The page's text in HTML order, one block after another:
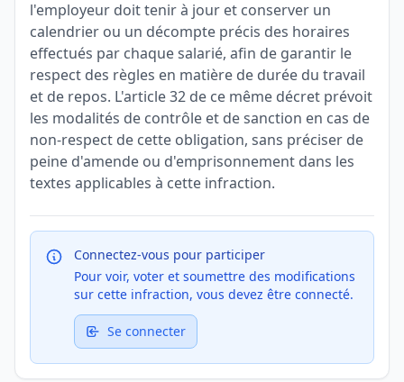
l'employeur doit tenir à jour et conserver un
calendrier ou un décompte précis des horaires
effectués par chaque salarié, afin de garantir le
respect des règles en matière de durée du travail
et de repos. L'article 32 de ce même décret prévoit
les modalités de contrôle et de sanction en cas de
non-respect de cette obligation, sans préciser de
peine d'amende ou d'emprisonnement dans les
textes applicables à cette infraction.
Connectez-vous pour participer
Pour voir, voter et soumettre des modifications
sur cette infraction, vous devez être connecté.
Se connecter